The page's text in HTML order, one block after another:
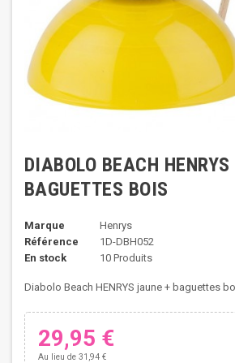
DIABOLO BEACH
BAGUETTES BOIS
Marque
Henrys
Référence
1D-DBH052
En stock
10 Produits
Diabolo Beach HENRYS jaune + baguettes
29,95 €
Au lieu de 31,94 €